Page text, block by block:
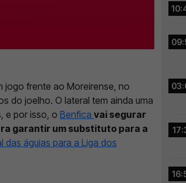
jogo frente ao Moreirense, no
do joelho. O lateral tem ainda uma
e por isso, o Benfica vai segurar
garantir um substituto para a
das águias para a Liga dos